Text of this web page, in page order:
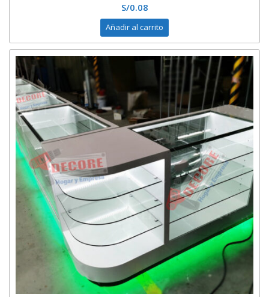
S/0.08
Añadir al carrito